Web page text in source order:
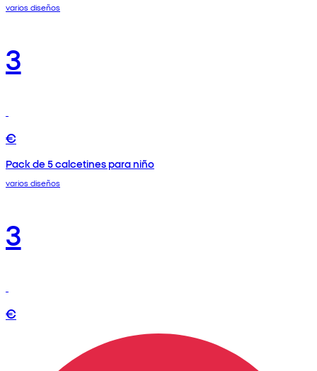
varios diseños
3
€
Pack de 5 calcetines para niño
varios diseños
3
€